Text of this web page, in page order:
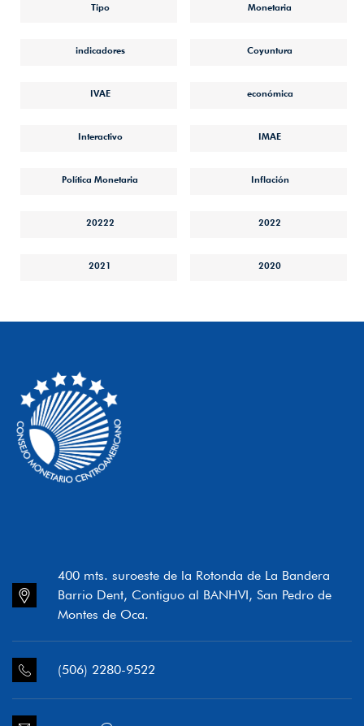
Tipo Monetaria
indicadores Coyuntura
IVAE económica
Interactivo IMAE
Política Monetaria Inflación
20222 2022
2021 2020
400 mts. suroeste de la Rotonda de La Bandera
Barrio Dent, Contiguo al BANHVI, San Pedro de
Montes de Oca.
(506) 2280-9522